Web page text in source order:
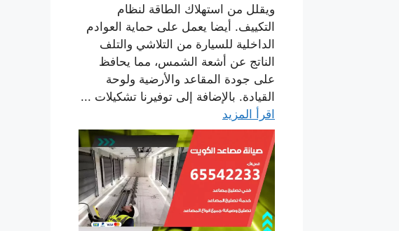
ويقلل من استهلاك الطاقة لنظام
التكييف. أيضا يعمل على حماية العوادم
الداخلية للسيارة من التلاشي والتلف
الناتج عن أشعة الشمس، مما يحافظ
على جودة المقاعد والأرضية ولوحة
القيادة. بالإضافة إلى توفيرنا تشكيلات ...
اقرأ المزيد